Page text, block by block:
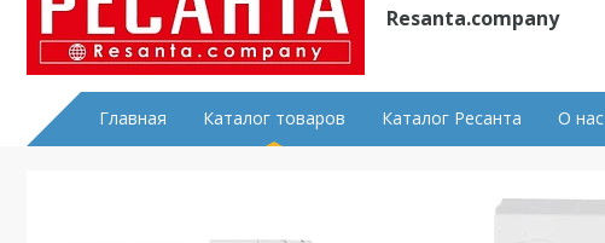
Resanta.company
Главная Каталог товаров Каталог Ресанта О нас